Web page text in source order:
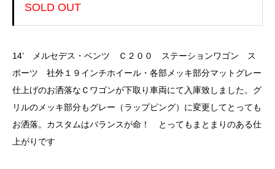
SOLD OUT
14’ メルセデス・ベンツ Ｃ２００ ステーションワゴン ス
ポーツ 社外１９インチホイール・各部メッキ部分マットグレー
仕上げのお洒落なＣワゴンが下取り車両にて入庫致しました。グ
リルのメッキ部分もグレー（ラップピング）に変更してとっても
お洒落。カスタムはバランスが命！ とってもまとまりのある仕
上がりです